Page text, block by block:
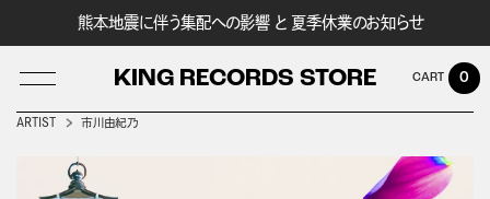
熊本地震に伴う集配への影響 と 夏季休業のお知らせ
KING RECORDS STORE 0
ARTIST 市川由紀乃